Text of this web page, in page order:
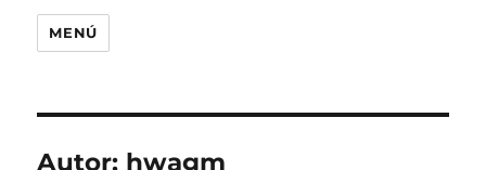
MENÚ
Autor: hwagm